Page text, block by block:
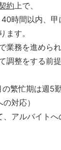
約上で、
時間以内、甲
ます。
業務を進めら
調整をする前
繁忙期は週5
対応）
アルバイトへ